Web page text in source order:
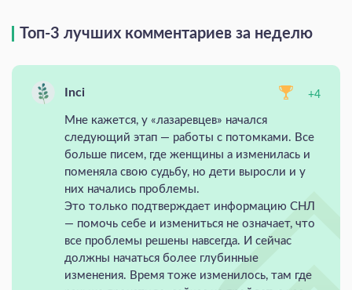
Топ-3 лучших комментариев за неделю
Inci +4
Мне кажется, у «лазаревцев» начался
следующий этап — работы с потомками. Все
больше писем, где женщины а изменилась и
поменяла свою судьбу, но дети выросли и у
них начались проблемы.
Это только подтверждает информацию СНЛ
— помочь себе и измениться не означает, что
все проблемы решены навсегда. И сейчас
должны начаться более глубинные
изменения. Время тоже изменилось, там где